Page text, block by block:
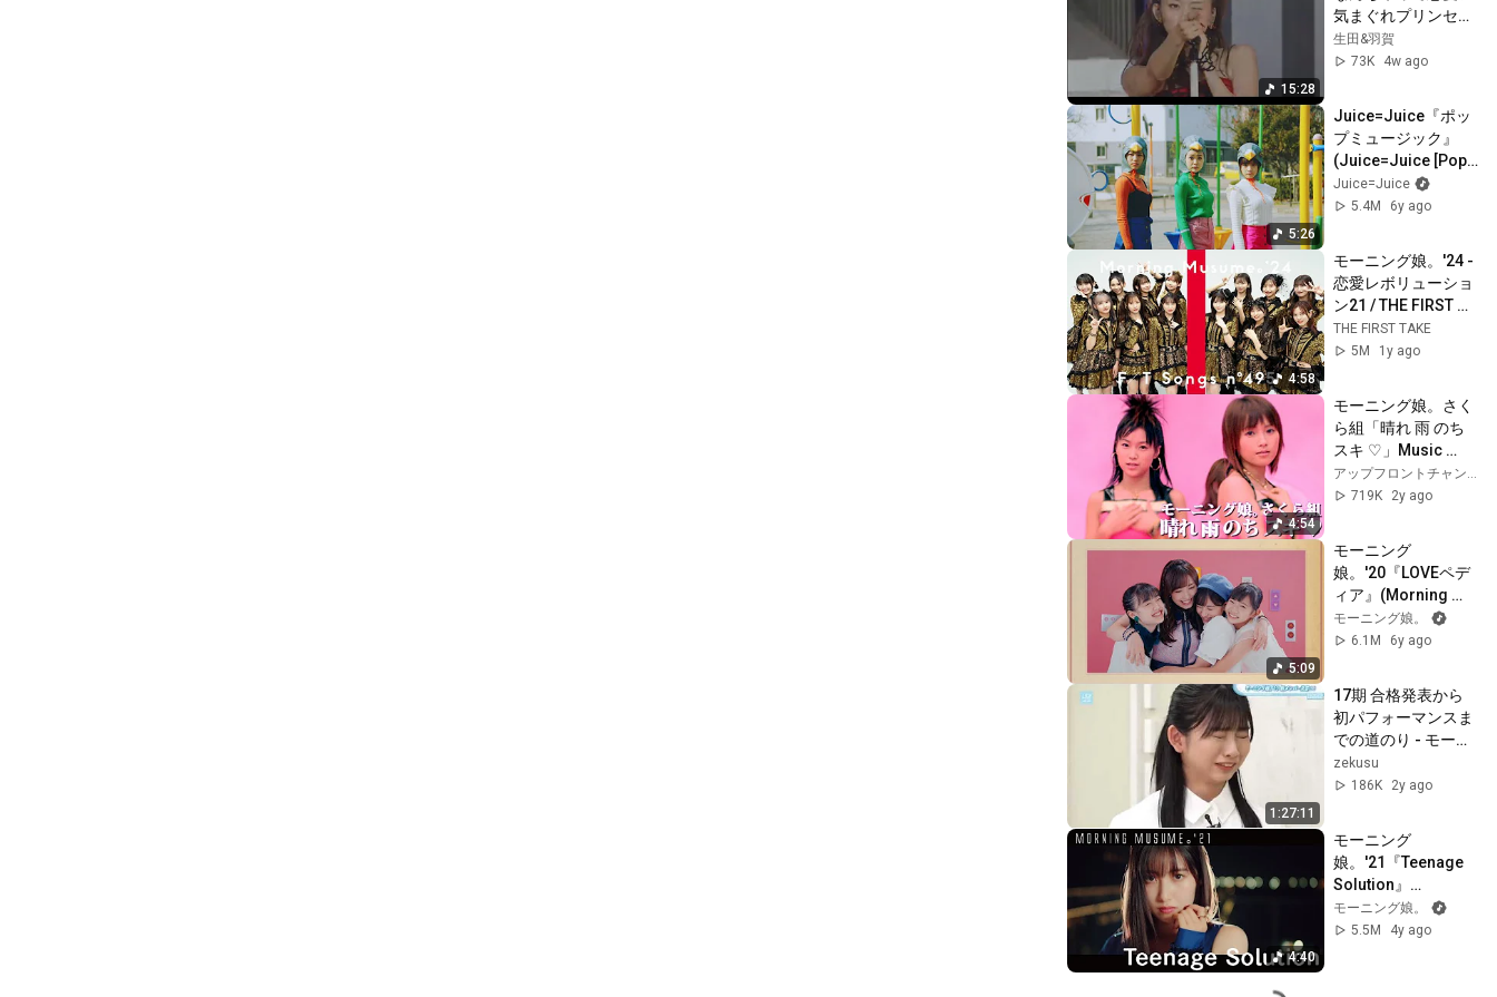
15:28
気まぐれプリンセス
/ 3, 2, 1
BREAKIN'OUT! /
わがまま 気のまま
愛のジョーク LIVE
生田&羽賀
73K
4w ago
5:26
Juice=Juice『ポッ
プミュージック』
(Juice=Juice [Pop
Music])(Promotion
Edit)
Juice=Juice
5.4M
6y ago
4:58
モーニング娘。'24 -
恋愛レボリューショ
ン21 / THE FIRST
TAKE
THE FIRST TAKE
5M
1y ago
4:54
モーニング娘。さく
ら組「晴れ 雨 のち
スキ ♡」Music
Video
719K
2y ago
5:09
モーニング
娘。'20『LOVEペデ
ィア』(Morning
Musume。’20
[Lovepedia])
モーニング娘。
6.1M
6y ago
1:27:11
17期 合格発表から
初パフォーマンスま
での道のり - モーニ
ング娘。‘23 井上春
華 弓桁朱琴
zekusu
186K
2y ago
4:40
モーニング
娘。'21『Teenage
Solution』
Promotion Edit
モーニング娘。
5.5M
4y ago